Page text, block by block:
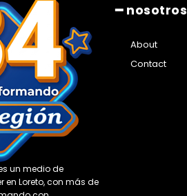
un medio de
Loreto, con más de
━ nosotros
About
Contact